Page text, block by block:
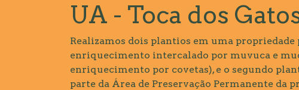
UA - Toca dos
Realizamos dois plantios em uma
enriquecimento intercalado por muvuca e
enriquecimento por covetas), e o segundo
parte da Área de Preservação Permanente